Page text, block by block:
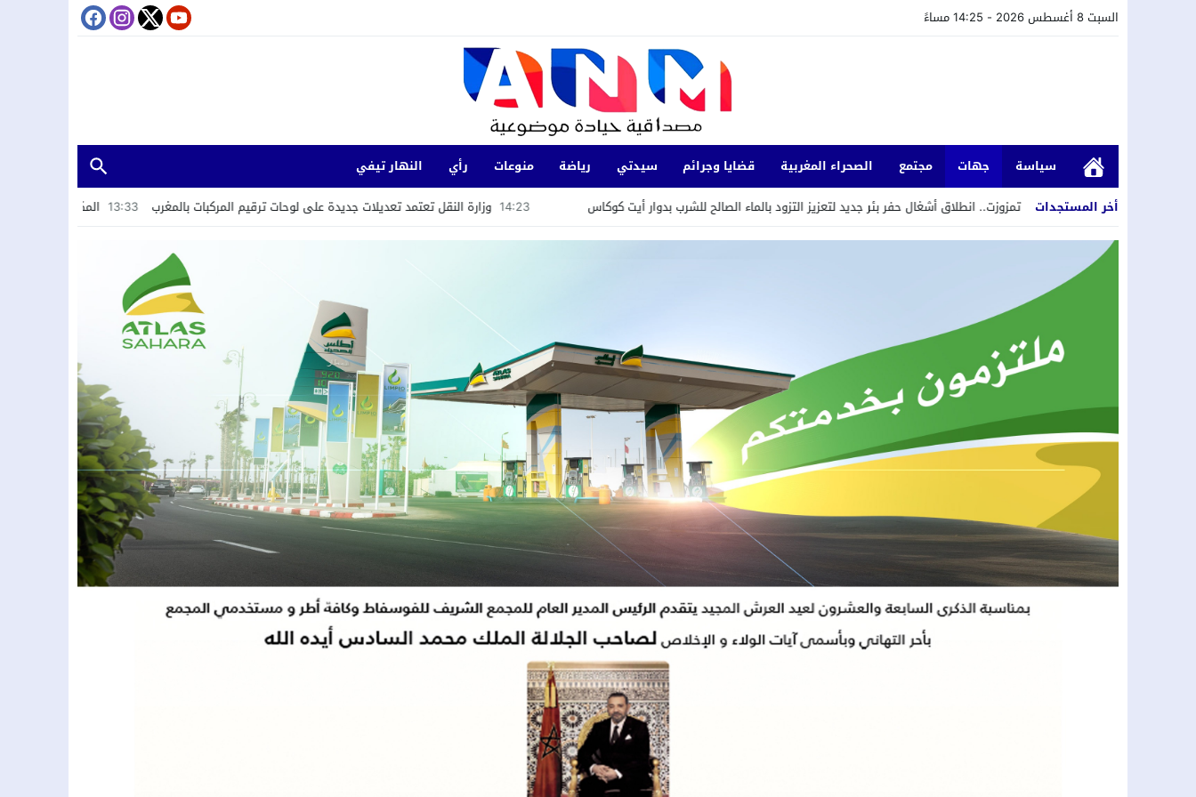
السبت 8 أغسطس 2026 - 14:25 مساءً
سياسة جهات مجتمع الصحراء المغربية قضايا وجرائم سيدتي رياضة منوعات رأي
النهار تيفي
أخر المستجدات
14:23 وزارة النقل تعتمد تعديلات جديدة على لوحات ترقيم المركبات بالمغرب 13:33 المكتب المديري لنادي المغرب 12:06 تمزوزت.. انطلاق أشغال حفر بئر جديد لتعزيز التزود بالماء الصالح للشرب بدوار أيت كوكاس